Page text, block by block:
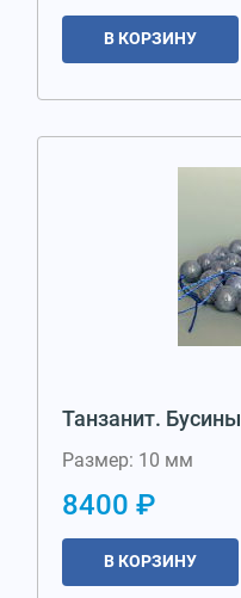
В КОРЗИНУ
Танзанит. Бусины
Размер: 10 мм
8400 ₽
В КОРЗИНУ